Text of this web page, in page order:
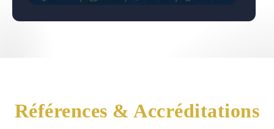
Références & Accréditations